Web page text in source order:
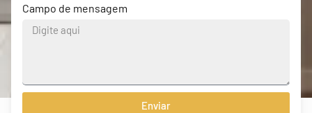
Campo de mensagem
Enviar